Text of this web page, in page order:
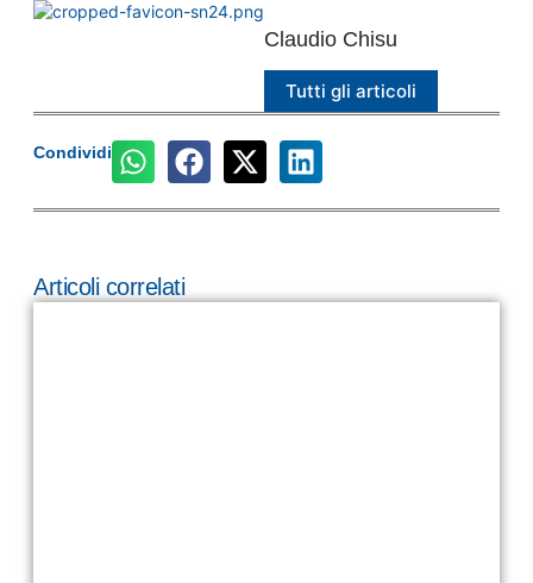
Claudio Chisu
Tutti gli articoli
Condividi
Articoli correlati